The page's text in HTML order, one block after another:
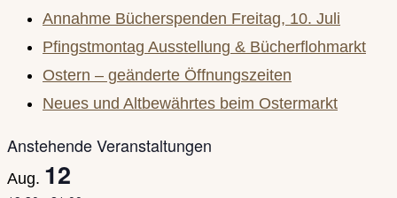
Annahme Bücherspenden Freitag, 10. Juli
Pfingstmontag Ausstellung & Bücherflohmarkt
Ostern – geänderte Öffnungszeiten
Neues und Altbewährtes beim Ostermarkt
Anstehende Veranstaltungen
Aug. 12